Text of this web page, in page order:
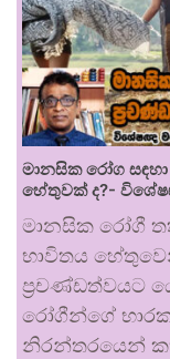
මානසික රෝග
හේතුවක් ද?-
මානසික රෝගී
භාවිතය
ප්‍රචණ්ඩත්වයට
රෝගීන්ගේ
නිරන්තරයෙන්